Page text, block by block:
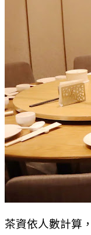
茶資依人數計算